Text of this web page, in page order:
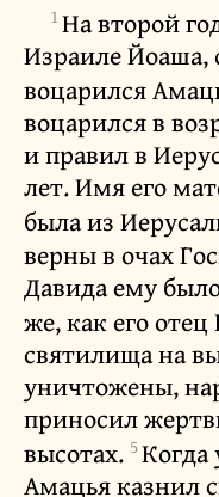
1На второй
Израиле Йоаша,
воцарился
воцарился в
и правил в
лет. Имя его
была из
верны в очах
Давида ему
же, как его
святилища на
уничтожены,
приносил
высотах. 5Когда
Амацья казнил